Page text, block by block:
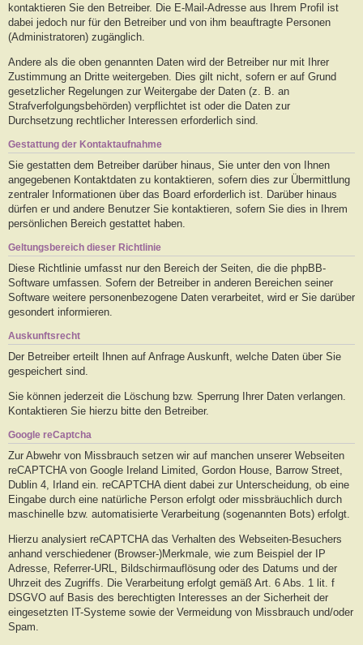
kontaktieren Sie den Betreiber. Die E-Mail-Adresse aus Ihrem Profil ist
dabei jedoch nur für den Betreiber und von ihm beauftragte Personen
(Administratoren) zugänglich.
Andere als die oben genannten Daten wird der Betreiber nur mit Ihrer
Zustimmung an Dritte weitergeben. Dies gilt nicht, sofern er auf Grund
gesetzlicher Regelungen zur Weitergabe der Daten (z. B. an
Strafverfolgungsbehörden) verpflichtet ist oder die Daten zur
Durchsetzung rechtlicher Interessen erforderlich sind.
Gestattung der Kontaktaufnahme
Sie gestatten dem Betreiber darüber hinaus, Sie unter den von Ihnen
angegebenen Kontaktdaten zu kontaktieren, sofern dies zur Übermittlung
zentraler Informationen über das Board erforderlich ist. Darüber hinaus
dürfen er und andere Benutzer Sie kontaktieren, sofern Sie dies in Ihrem
persönlichen Bereich gestattet haben.
Geltungsbereich dieser Richtlinie
Diese Richtlinie umfasst nur den Bereich der Seiten, die die phpBB-
Software umfassen. Sofern der Betreiber in anderen Bereichen seiner
Software weitere personenbezogene Daten verarbeitet, wird er Sie darüber
gesondert informieren.
Auskunftsrecht
Der Betreiber erteilt Ihnen auf Anfrage Auskunft, welche Daten über Sie
gespeichert sind.
Sie können jederzeit die Löschung bzw. Sperrung Ihrer Daten verlangen.
Kontaktieren Sie hierzu bitte den Betreiber.
Google reCaptcha
Zur Abwehr von Missbrauch setzen wir auf manchen unserer Webseiten
reCAPTCHA von Google Ireland Limited, Gordon House, Barrow Street,
Dublin 4, Irland ein. reCAPTCHA dient dabei zur Unterscheidung, ob eine
Eingabe durch eine natürliche Person erfolgt oder missbräuchlich durch
maschinelle bzw. automatisierte Verarbeitung (sogenannten Bots) erfolgt.
Hierzu analysiert reCAPTCHA das Verhalten des Webseiten-Besuchers
anhand verschiedener (Browser-)Merkmale, wie zum Beispiel der IP
Adresse, Referrer-URL, Bildschirmauflösung oder des Datums und der
Uhrzeit des Zugriffs. Die Verarbeitung erfolgt gemäß Art. 6 Abs. 1 lit. f
DSGVO auf Basis des berechtigten Interesses an der Sicherheit der
eingesetzten IT-Systeme sowie der Vermeidung von Missbrauch und/oder
Spam.